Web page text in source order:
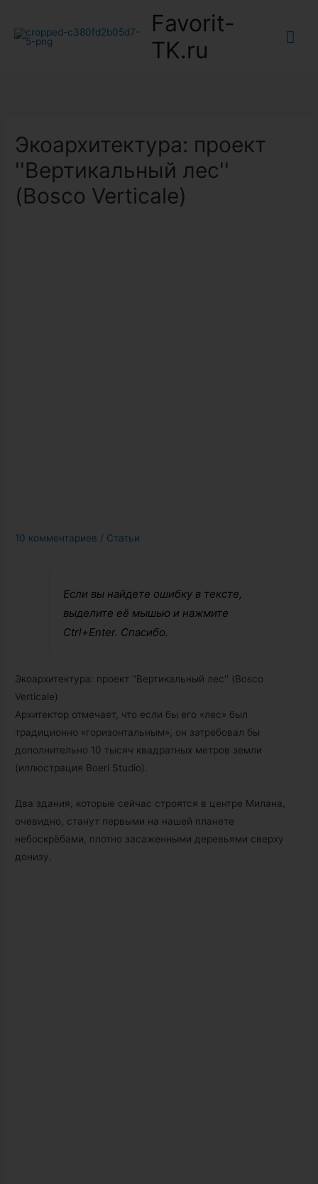
Favorit-
TK.ru
Экоархитектура: проект
''Вертикальный лес''
(Bosco Verticale)
10 комментариев / Статьи
Если вы найдете ошибку в тексте,
выделите её мышью и нажмите
Ctrl+Enter. Спасибо.
Экоархитектура: проект ''Вертикальный лес'' (Bosco
Verticale)
Архитектор отмечает, что если бы его «лес» был
традиционно «горизонтальным», он затребовал бы
дополнительно 10 тысяч квадратных метров земли
(иллюстрация Boeri Studio).
Два здания, которые сейчас строятся в центре Милана,
очевидно, станут первыми на нашей планете
небоскрёбами, плотно засаженными деревьями сверху
донизу.